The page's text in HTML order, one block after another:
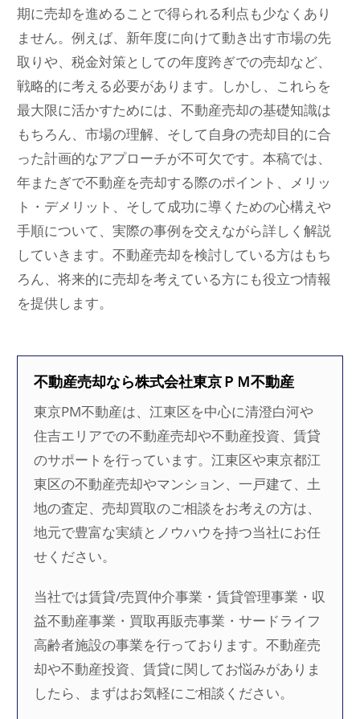
期に売却を進めることで得られる利点も少なくあり
ません。例えば、新年度に向けて動き出す市場の先
取りや、税金対策としての年度跨ぎでの売却など、
戦略的に考える必要があります。しかし、これらを
最大限に活かすためには、不動産売却の基礎知識は
もちろん、市場の理解、そして自身の売却目的に合
った計画的なアプローチが不可欠です。本稿では、
年またぎで不動産を売却する際のポイント、メリッ
ト・デメリット、そして成功に導くための心構えや
手順について、実際の事例を交えながら詳しく解説
していきます。不動産売却を検討している方はもち
ろん、将来的に売却を考えている方にも役立つ情報
を提供します。
不動産売却なら株式会社東京ＰＭ不動産
東京PM不動産は、江東区を中心に清澄白河や
住吉エリアでの不動産売却や不動産投資、賃貸
のサポートを行っています。江東区や東京都江
東区の不動産売却やマンション、一戸建て、土
地の査定、売却買取のご相談をお考えの方は、
地元で豊富な実績とノウハウを持つ当社にお任
せください。
当社では賃貸/売買仲介事業・賃貸管理事業・収
益不動産事業・買取再販売事業・サードライフ
高齢者施設の事業を行っております。不動産売
却や不動産投資、賃貸に関してお悩みがありま
したら、まずはお気軽にご相談ください。